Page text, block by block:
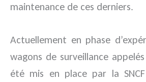
maintenance de ces derniers.
Actuellement en phase
wagons de surveillance
été mis en place par la